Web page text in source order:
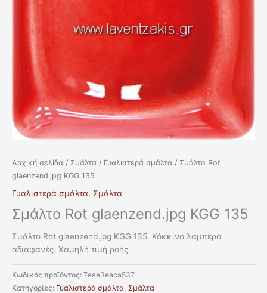
Αρχική σελίδα / Σμάλτα / Γυαλιστερά σμάλτα / Σμάλτο Rot
glaenzend.jpg KGG 135
Γυαλιστερά σμάλτα, Σμάλτα
Σμάλτο Rot glaenzend.jpg KGG 135
Σμάλτο Rot glaenzend.jpg KGG 135. Κόκκινο λαμπερό
αδιαφανές. Χαμηλή τιμή ροής.
Κωδικός προϊόντος: 7eae3eaca537
Κατηγορίες: Γυαλιστερά σμάλτα Σμάλτα